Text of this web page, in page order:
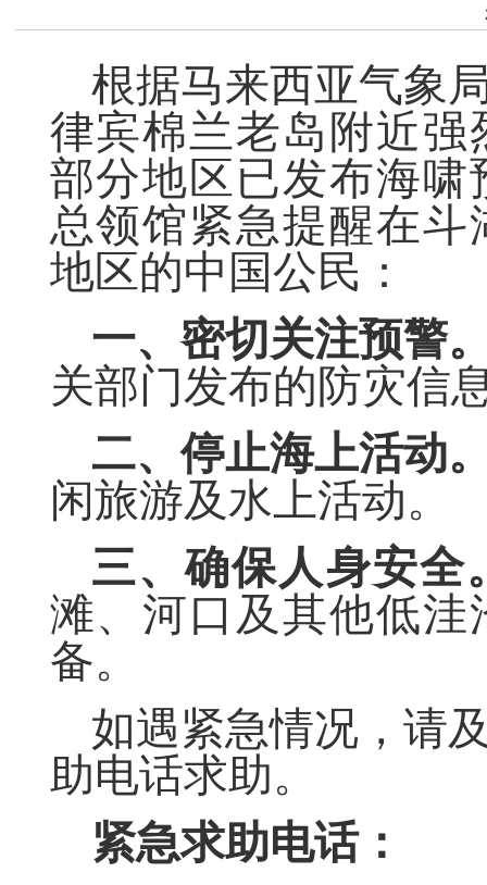
根据马来西亚气象
律宾棉兰老岛附近
部分地区已发布海
总领馆紧急提醒在
地区的中国公民：
一、密切关注预警
关部门发布的防灾信
二、停止海上活动
闲旅游及水上活动。
三、确保人身安全
滩、河口及其他低
备。
如遇紧急情况，请
助电话求助。
紧急求助电话：